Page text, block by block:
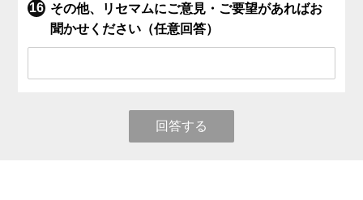
その他、リセマムにご意見・ご要望があればお
聞かせください（任意回答）
回答する